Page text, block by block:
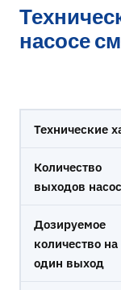
насосе
Технические
Количество
выходов
Дозируемое
количество на
один выход